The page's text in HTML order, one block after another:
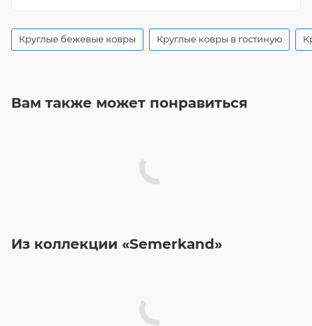
Круглые бежевые ковры Круглые ковры в гостиную
Вам также может понравиться
Из коллекции «Semerkand»